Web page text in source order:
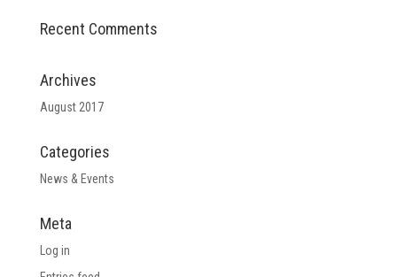
Recent Comments
Archives
August 2017
Categories
News & Events
Meta
Log in